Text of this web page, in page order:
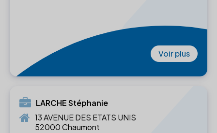
Voir plus
LARCHE Stéphanie
13 AVENUE DES ETATS UNIS
52000 Chaumont